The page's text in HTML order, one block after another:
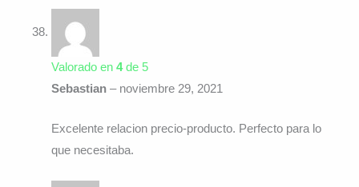
Valorado en 4de 5
Sebastian – noviembre 29, 2021
Excelente relacion precio-producto. Perfecto para lo
que necesitaba.